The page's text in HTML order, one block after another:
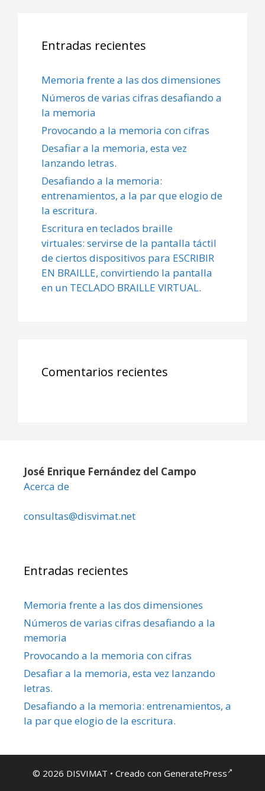
Entradas recientes
Memoria frente a las dos dimensiones
Números de varias cifras desafiando a
la memoria
Provocando a la memoria con cifras
Desafiar a la memoria, esta vez
lanzando letras.
Desafiando a la memoria:
entrenamientos, a la par que elogio de
la escritura.
Escritura en teclados braille
virtuales: servirse de la pantalla táctil
de ciertos dispositivos para ESCRIBIR
EN BRAILLE, convirtiendo la pantalla
en un TECLADO BRAILLE VIRTUAL.
Comentarios recientes
José Enrique Fernández del Campo
Acerca de
consultas@disvimat.net
Entradas recientes
Memoria frente a las dos dimensiones
Números de varias cifras desafiando a la
memoria
Provocando a la memoria con cifras
Desafiar a la memoria, esta vez lanzando
letras.
Desafiando a la memoria: entrenamientos, a
la par que elogio de la escritura.
© 2026 DISVIMAT • Creado con GeneratePress